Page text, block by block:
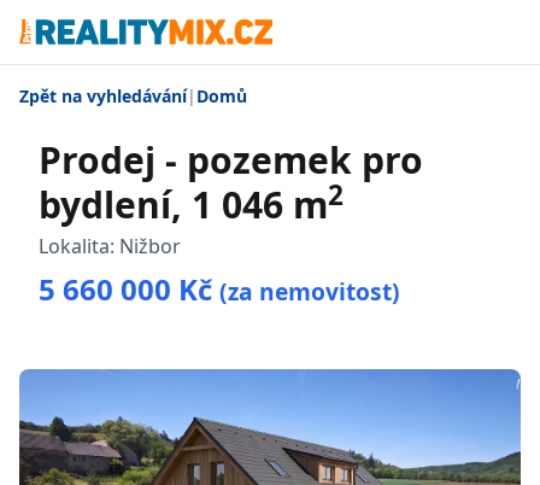
Zpět na vyhledávání| Domů
Prodej - pozemek pro
bydlení, 1 046 m2
Lokalita: Nižbor
5 660 000 Kč (za nemovitost)